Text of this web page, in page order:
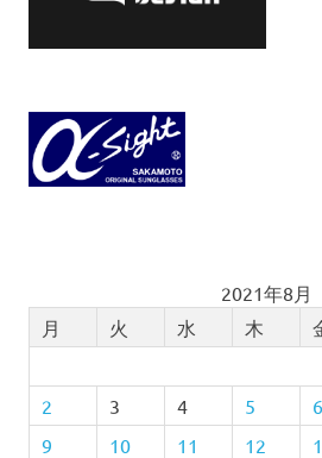
2021年8月
月
火 水 木
2
3 4 5 6
9
10 11 12